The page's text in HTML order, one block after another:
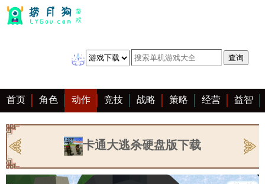
首页 角色 动作 竞技 战略 策略 经营 益智
冒险 棋牌 赛车 音乐 恋爱 单机 大全
卡通大逃杀硬盘版下载